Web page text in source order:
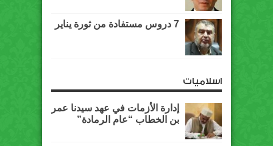
7 دروس مستفادة من ثورة يناير
اسلاميات
إدارة الأزمات في عهد سيدنا عمر
بن الخطاب “عام الرمادة”